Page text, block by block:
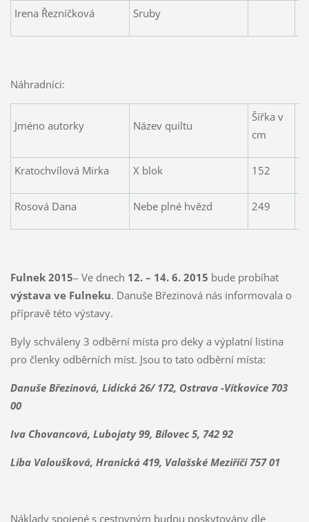
Irena Řezníčková Sruby
Náhradníci:
Jméno autorky Název quiltu
Šířka v
cm
Kratochvílová Mirka X blok 152
Rosová Dana Nebe plné hvězd 249
Fulnek 2015– Ve dnech 12. – 14. 6. 2015 bude probíhat
výstava ve Fulneku. Danuše Březinová nás informovala o
přípravě této výstavy.
Byly schváleny 3 odběrní místa pro deky a výplatní listina
pro členky odběrních míst. Jsou to tato odběrní místa:
Danuše Březinová, Lidická 26/ 172, Ostrava -Vítkovice 703
00
Iva Chovancová, Lubojaty 99, Bílovec 5, 742 92
Liba Valoušková, Hranická 419, Valašské Meziříčí 757 01
Náklady spojené s cestovným budou poskytovány dle